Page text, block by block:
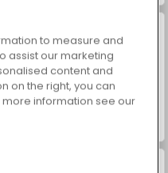
to measure and
assist our marketing
content and
on the right, you can
more information see our